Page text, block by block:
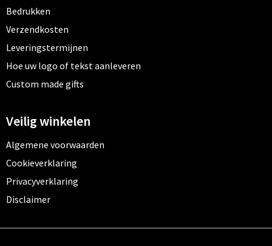
Bedrukken
Verzendkosten
Leveringstermijnen
Hoe uw logo of tekst aanleveren
Custom made gifts
Veilig winkelen
Algemene voorwaarden
Cookieverklaring
Privacyverklaring
Disclaimer